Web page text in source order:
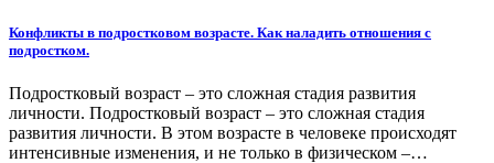
Конфликты в подростковом возрасте. Как наладить отношения с
подростком.
Подростковый возраст – это сложная стадия развития
личности. Подростковый возраст – это сложная стадия
развития личности. В этом возрасте в человеке происходят
интенсивные изменения, и не только в физическом –…